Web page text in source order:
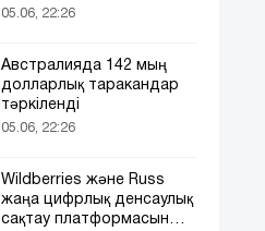
алшақтатқысы келеді
05.06, 22:26
Австралияда 142 мың
долларлық таракандар
тәркіленді
05.06, 22:26
Wildberries және Russ
жаңа цифрлық денсаулық
сақтау платформасын